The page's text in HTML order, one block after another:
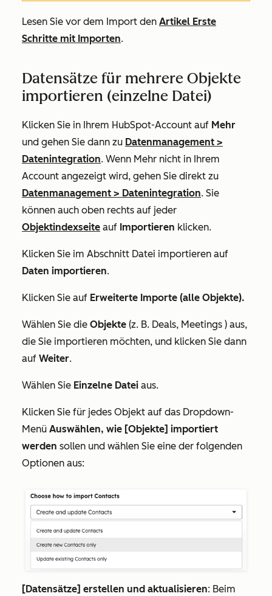
Lesen Sie vor dem Import den Artikel Erste
Schritte mit Importen.
Datensätze für mehrere Objekte
importieren (einzelne Datei)
Klicken Sie in Ihrem HubSpot-Account auf Mehr
und gehen Sie dann zu Datenmanagement >
Datenintegration. Wenn Mehr nicht in Ihrem
Account angezeigt wird, gehen Sie direkt zu
Datenmanagement > Datenintegration. Sie
können auch oben rechts auf jeder
Objektindexseite auf Importieren klicken.
Klicken Sie im Abschnitt Datei importieren auf
Daten importieren.
Klicken Sie auf Erweiterte Importe (alle Objekte).
Wählen Sie die Objekte (z. B. Deals, Meetings ) aus,
die Sie importieren möchten, und klicken Sie dann
auf Weiter.
Wählen Sie Einzelne Datei aus.
Klicken Sie für jedes Objekt auf das Dropdown-
Menü Auswählen, wie [Objekte] importiert
werden sollen und wählen Sie eine der folgenden
Optionen aus:
[Datensätze] erstellen und aktualisieren: Beim